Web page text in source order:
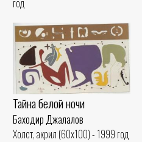
Тайна белой ночи
Баходир Джалалов
Холст, акрил (60x100) - 1999 год